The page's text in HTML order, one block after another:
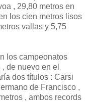
, 29,80 metros en
los cien metros lisos
vallas y 5,75
los campeonatos
de nuevo en el
dos títulos : Carsi
de Francisco ,
, ambos records